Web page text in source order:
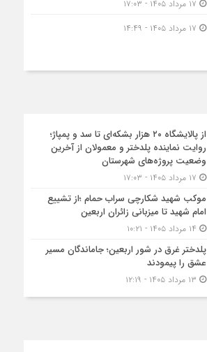
از پالایشگاه ۲۰ هزار بشکه‌ای تا سد و پمپاژ؛
روایت نماینده پلدختر و معمولان از آخرین
وضعیت پروژه‌های شهرستان
موکب شهید شکارچی سراب حمام ؛از تشییع
امام شهید تا میزبانی زائران اربعین
پلدختر غرق در شور اربعین؛ جاماندگان مسیر
عشق را پیمودند